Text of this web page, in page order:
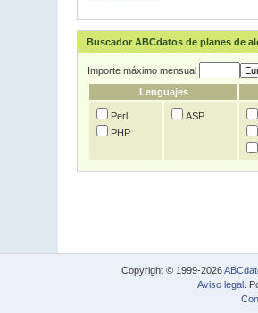
Buscador ABCdatos de planes de
Importe máximo mensual
Lenguajes
Perl
PHP
ASP
Copyright © 1999-2026
Aviso legal .